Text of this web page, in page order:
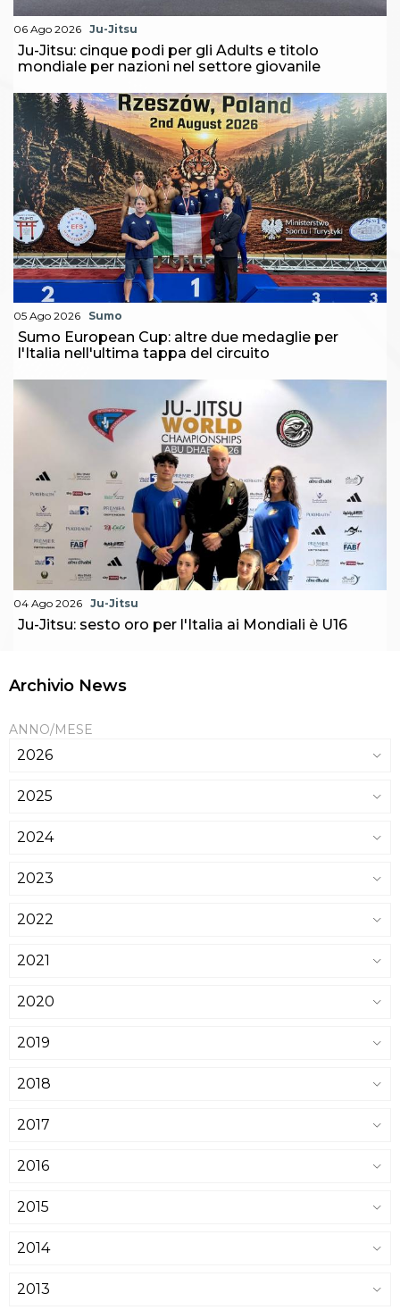
06 Ago 2026 Ju-Jitsu
Ju-Jitsu: cinque podi per gli Adults e titolo
mondiale per nazioni nel settore giovanile
05 Ago 2026 Sumo
Sumo European Cup: altre due medaglie per
l'Italia nell'ultima tappa del circuito
04 Ago 2026 Ju-Jitsu
Ju-Jitsu: sesto oro per l'Italia ai Mondiali è U16
Archivio News
ANNO/MESE
2026
2025
2024
2023
2022
2021
2020
2019
2018
2017
2016
2015
2014
2013